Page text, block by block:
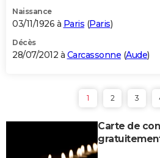
Naissance
03/11/1926 à Paris (Paris)
Décès
28/07/2012 à Carcassonne (Aude)
1 2 3
Carte de